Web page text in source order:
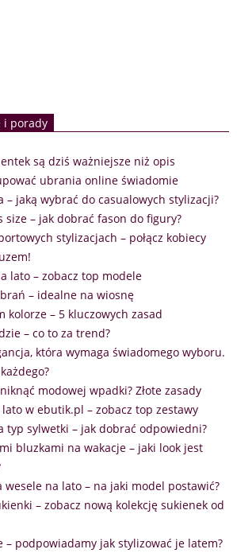
i porady
są dziś ważniejsze niż opis
ubrania online świadomie
– jaką wybrać do casualowych stylizacji?
size – jak dobrać fason do figury?
stylizacjach – połącz kobiecy
lato – zobacz top modele
– idealne na wiosnę
kolorze – 5 kluczowych zasad
– co to za trend?
która wymaga świadomego wyboru.
modowej wpadki? Złote zasady
w ebutik.pl – zobacz top zestawy
typ sylwetki – jak dobrać odpowiedni?
bluzkami na wakacje – jaki look jest
na lato – na jaki model postawić?
– zobacz nową kolekcję sukienek od
– podpowiadamy jak stylizować je latem?